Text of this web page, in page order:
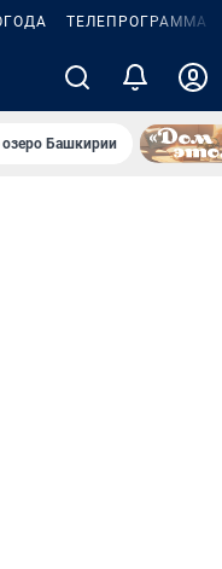
ТЕЛЕПРОГРАММА
Башкирии